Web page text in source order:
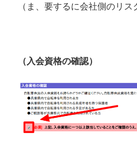
（ま、要するに会社側のリス
（入会資格の確認）